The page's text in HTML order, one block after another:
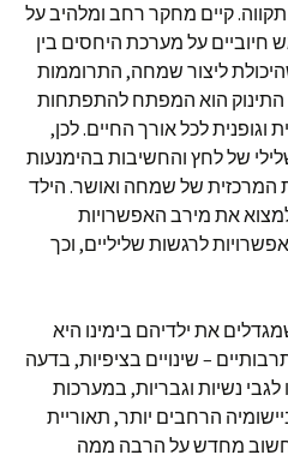
קיים מחקר רחב ומלהיב על
על מערכת היחסים בין
ליצור שמחה, התרוממות
התינוק הוא המפתח להתפתחות
לכל אורך החיים. לכן,
של לחץ והחשיבות בהימנעות
המרכזית של שמחה ואושר. הילד
את מירב האפשרויות
לרגשות שליליים, וכך
את ילדיהם בימינו היא
– שינויים בציפיות, בדעה
נשיות וגבריות, במערכות
הרחבים יותר, תאוריית
מחדש על הרבה ממה